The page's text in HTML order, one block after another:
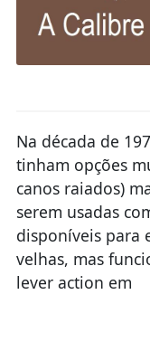
Na década de
tinham opções
canos raiados)
serem usadas
disponíveis para
velhas, mas
lever action em